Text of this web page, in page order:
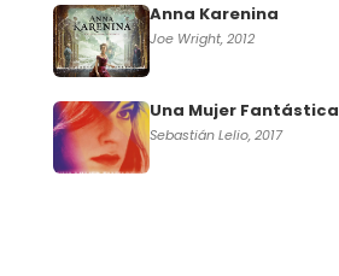
Anna Karenina
Joe Wright, 2012
Una Mujer Fantástica
Sebastián Lelio, 2017